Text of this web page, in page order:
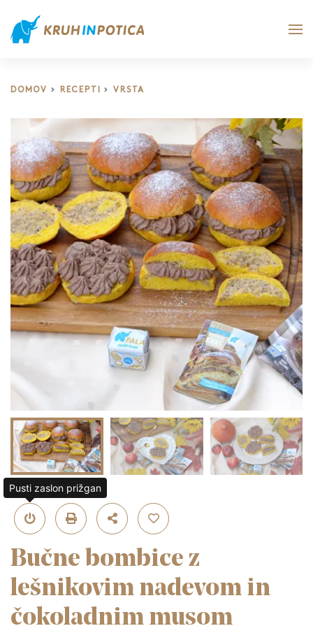
DOMOV RECEPTI VRSTA
Bučne bombice z
lešnikovim nadevom in
čokoladnim musom
Pusti zaslon prižgan